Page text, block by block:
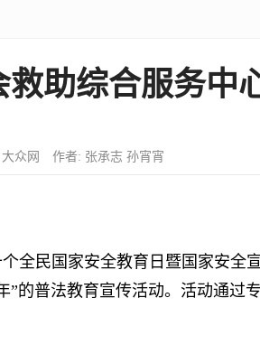
救助综合服务中
大众网 作者: 张承志 孙宵宵
民国家安全教育日暨国家安全宣
”的普法教育宣传活动。活动通过